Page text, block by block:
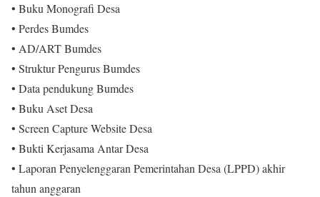
• Buku Monografi Desa
• Perdes Bumdes
• AD/ART Bumdes
• Struktur Pengurus Bumdes
• Data pendukung Bumdes
• Buku Aset Desa
• Screen Capture Website Desa
• Bukti Kerjasama Antar Desa
• Laporan Penyelenggaran Pemerintahan Desa (LPPD) akhir
tahun anggaran